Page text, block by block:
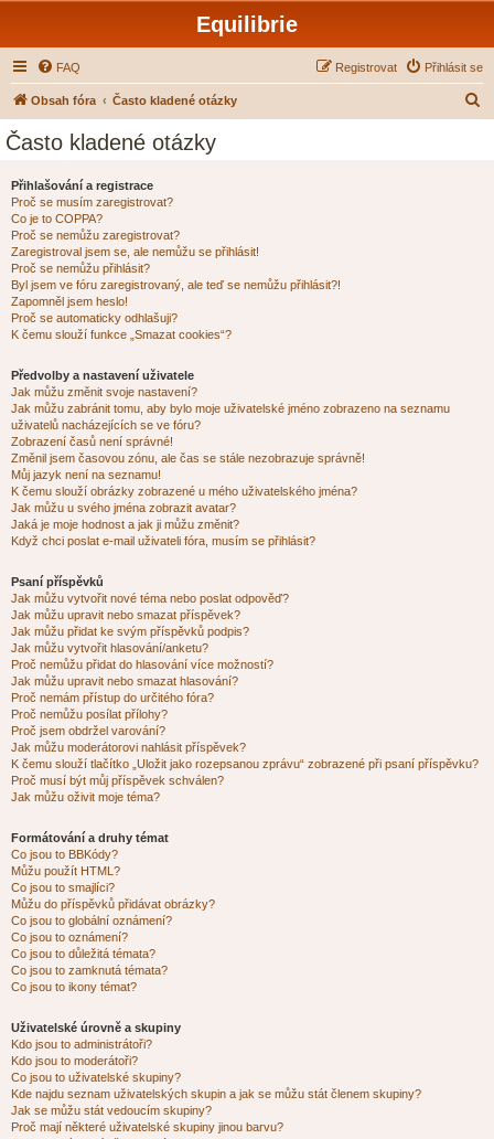
Equilibrie
FAQ Přihlásit se
Registrovat
Obsah fóra Často kladené otázky
Často kladené otázky
Přihlašování a registrace
Proč se musím zaregistrovat?
Co je to COPPA?
Proč se nemůžu zaregistrovat?
Zaregistroval jsem se, ale nemůžu se přihlásit!
Proč se nemůžu přihlásit?
Byl jsem ve fóru zaregistrovaný, ale teď se nemůžu přihlásit?!
Zapomněl jsem heslo!
Proč se automaticky odhlašuji?
K čemu slouží funkce „Smazat cookies“?
Předvolby a nastavení uživatele
Jak můžu změnit svoje nastavení?
Jak můžu zabránit tomu, aby bylo moje uživatelské jméno zobrazeno na seznamu
uživatelů nacházejících se ve fóru?
Zobrazení časů není správné!
Změnil jsem časovou zónu, ale čas se stále nezobrazuje správně!
Můj jazyk není na seznamu!
K čemu slouží obrázky zobrazené u mého uživatelského jména?
Jak můžu u svého jména zobrazit avatar?
Jaká je moje hodnost a jak ji můžu změnit?
Když chci poslat e-mail uživateli fóra, musím se přihlásit?
Psaní příspěvků
Jak můžu vytvořit nové téma nebo poslat odpověď?
Jak můžu upravit nebo smazat příspěvek?
Jak můžu přidat ke svým příspěvků podpis?
Jak můžu vytvořit hlasování/anketu?
Proč nemůžu přidat do hlasování více možností?
Jak můžu upravit nebo smazat hlasování?
Proč nemám přístup do určitého fóra?
Proč nemůžu posílat přílohy?
Proč jsem obdržel varování?
Jak můžu moderátorovi nahlásit příspěvek?
K čemu slouží tlačítko „Uložit jako rozepsanou zprávu“ zobrazené při psaní příspěvku?
Proč musí být můj příspěvek schválen?
Jak můžu oživit moje téma?
Formátování a druhy témat
Co jsou to BBKódy?
Můžu použít HTML?
Co jsou to smajlíci?
Můžu do příspěvků přidávat obrázky?
Co jsou to globální oznámení?
Co jsou to oznámení?
Co jsou to důležitá témata?
Co jsou to zamknutá témata?
Co jsou to ikony témat?
Uživatelské úrovně a skupiny
Kdo jsou to administrátoři?
Kdo jsou to moderátoři?
Co jsou to uživatelské skupiny?
Kde najdu seznam uživatelských skupin a jak se můžu stát členem skupiny?
Jak se můžu stát vedoucím skupiny?
Proč mají některé uživatelské skupiny jinou barvu?